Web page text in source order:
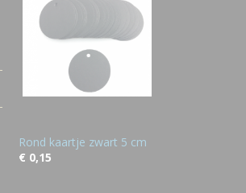
Rond kaartje zwart 5 cm
€ 0,15